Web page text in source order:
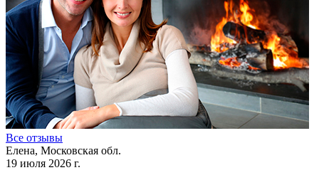
Все отзывы
Елена, Московская обл.
19 июля 2026 г.